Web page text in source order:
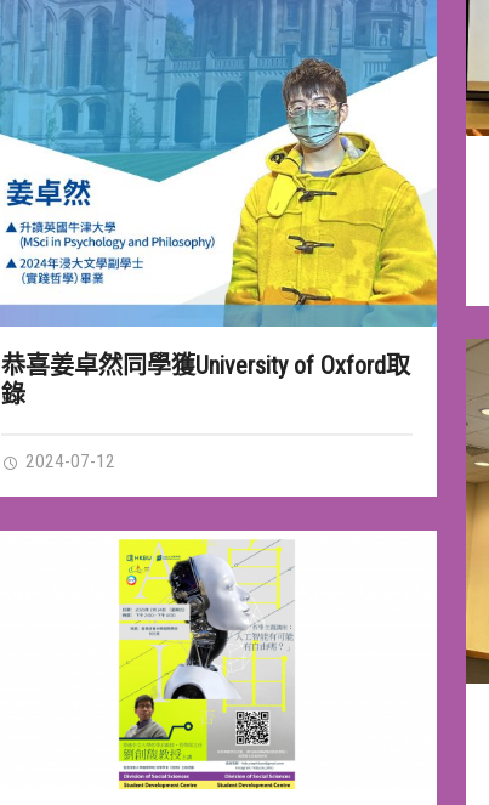
恭喜姜卓然同學獲University of Oxford取
錄
2024-07-12